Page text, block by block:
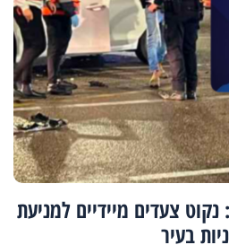
צעדים מיידיים למניעת
בעיר